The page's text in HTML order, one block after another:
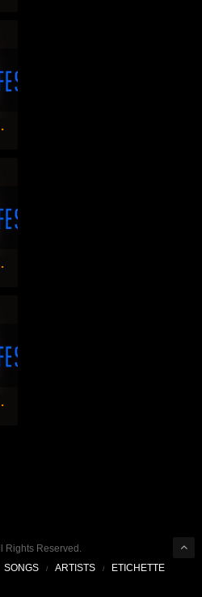
– 97°
– 96°
– 95°
Rights Reserved.
SONGS ARTISTS
ETICHETTE